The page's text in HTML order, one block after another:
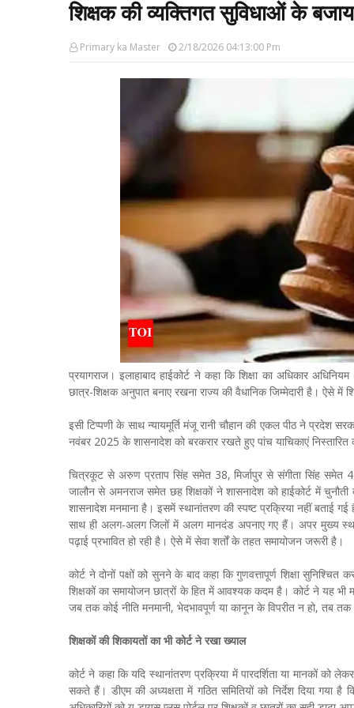
शिक्षक की व्यक्तिगत सुविधाओं के बजाय
Primary ka Master 2/18/2026 04:13:00 Pm
प्रयागराज। इलाहाबाद हाईकोर्ट ने कहा कि शिक्षा का अधिकार
छात्र-शिक्षक अनुपात बनाए रखना राज्य की वैधानिक जिम्मेदारी है। ऐसे में
इसी टिप्पणी के साथ न्यायमूर्ति मंजू रानी चौहान की एकल पीठ ने प्रदेश
नवंबर 2025 के शासनादेश को बरकरार रखते हुए पांच याचिकाएं निस्तारित
चित्रकूट से अरुण प्रताप सिंह समेत 38, मिर्जापुर से संगीता सिंह
जालौन से अमनराज समेत छह शिक्षकों ने शासनादेश को हाईकोर्ट में
शासनादेश मनमाना है। इसमें स्थानांतरण की स्पष्ट प्रक्रिया नहीं बताई
साथ ही अलग-अलग जिलों में अलग मानदंड अपनाए गए हैं। अपर मुख्य
पढ़ाई प्रभावित हो रही है। ऐसे में सेवा शर्तों के तहत समायोजन जरूरी है।
कोर्ट ने दोनों पक्षों को सुनने के बाद कहा कि गुणवत्तापूर्ण शिक्षा
शिक्षकों का समायोजन छात्रों के हित में आवश्यक कदम है। कोर्ट ने यह भी
जब तक कोई नीति मनमानी, भेदभावपूर्ण या कानून के विपरीत न हो, तब
शिक्षकों की शिकायतों का भी कोर्ट ने रखा ख्याल
कोर्ट ने कहा कि यदि स्थानांतरण प्रक्रिया में पारदर्शिता या मानकों को
सकते हैं। डीएम की अध्यक्षता में गठित समितियों को निर्देश दिया गया